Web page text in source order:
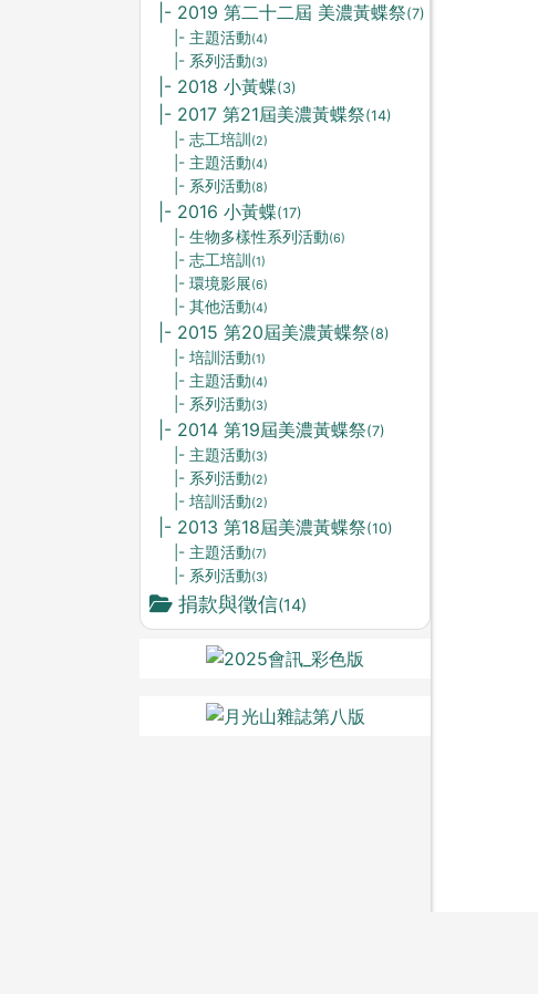
|- 2019 第二十二屆 美濃黃蝶祭(7)
|- 主題活動(4)
|- 系列活動(3)
|- 2018 小黃蝶(3)
|- 2017 第21屆美濃黃蝶祭(14)
|- 志工培訓 (2)
|- 主題活動(4)
|- 系列活動(8)
|- 2016 小黃蝶(17)
|- 生物多樣性系列活動(6)
|- 志工培訓 (1)
|- 環境影展(6)
|- 其他活動(4)
|- 2015 第20屆美濃黃蝶祭(8)
|- 培訓活動(1)
|- 主題活動(4)
|- 系列活動(3)
|- 2014 第19屆美濃黃蝶祭(7)
|- 主題活動(3)
|- 系列活動(2)
|- 培訓活動(2)
|- 2013 第18屆美濃黃蝶祭(10)
|- 主題活動(7)
|- 系列活動(3)
捐款與徵信(14)